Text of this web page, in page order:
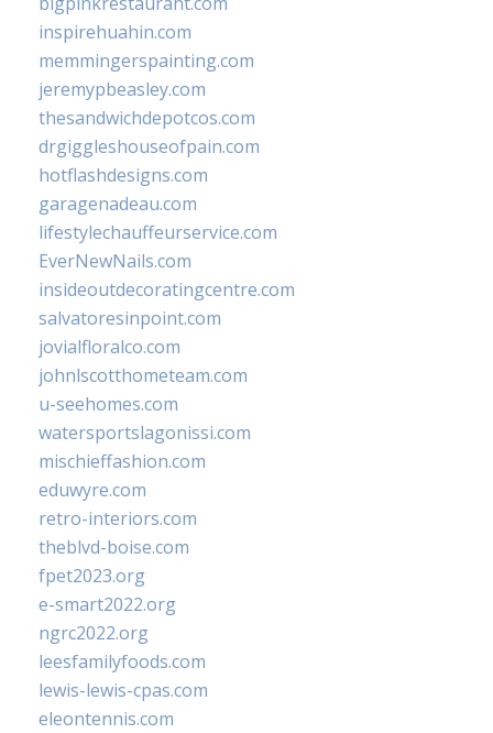
inspirehuahin.com
memmingerspainting.com
jeremypbeasley.com
thesandwichdepotcos.com
drgiggleshouseofpain.com
hotflashdesigns.com
garagenadeau.com
lifestylechauffeurservice.com
EverNewNails.com
insideoutdecoratingcentre.com
salvatoresinpoint.com
jovialfloralco.com
johnlscotthometeam.com
u-seehomes.com
watersportslagonissi.com
mischieffashion.com
eduwyre.com
retro-interiors.com
theblvd-boise.com
fpet2023.org
e-smart2022.org
ngrc2022.org
leesfamilyfoods.com
lewis-lewis-cpas.com
eleontennis.com